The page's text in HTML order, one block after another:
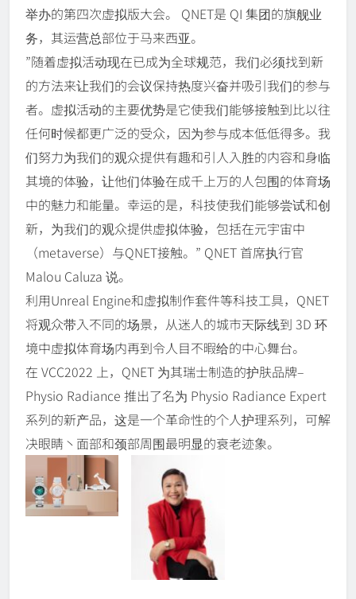
举办的第四次虚拟版大会​​。 QNET是 QI 集团的旗舰业
务，其运营总部位于马来西亚。
”随着虚拟活动现在已成为全球规范，我们必须找到新
的方法来让我们的会议保持热度兴奋并吸引我们的参与
者。虚拟活动的主要优势是它使我们能够接触到比以往
任何时候都更广泛的受众，因为参与成本低低得多。我
们努力为我们的观众提供有趣和引人入胜的内容和身临
其境的体验，让他们体验在成千上万的人包围的体育场
中的魅力和能量。幸运的是，科技使我们能够尝试和创
新，为我们的观众提供虚拟体验，包括在元宇宙中
（metaverse）与QNET接触。” QNET 首席执行官
Malou Caluza 说。
利用Unreal Engine和虚拟制作套件等科技工具，QNET
将观众带入不同的场景，从迷人的城市天际线到 3D 环
境中虚拟体育场内再到令人目不暇给的中心舞台。
在 VCC2022 上，QNET 为其瑞士制造的护肤品牌–
Physio Radiance 推出了名为 Physio Radiance Expert
系列的新产品，这是一个革命性的个人护理系列，可解
决眼睛丶面部和颈部周围最明显的衰老迹象。